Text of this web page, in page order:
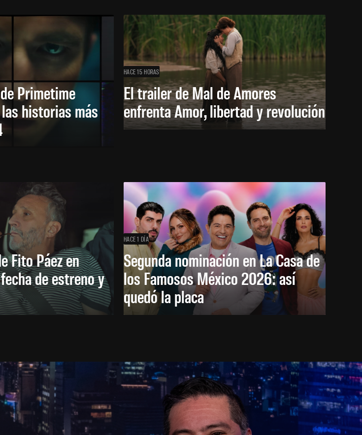
Primetime
historias más
HACE 15 HORAS
El trailer de Mal de Amores
enfrenta Amor, libertad y revolución
Fito Páez en
de estreno y
HACE 1 DÍA
Segunda nominación en La Casa de
los Famosos México 2026: así
quedó la placa